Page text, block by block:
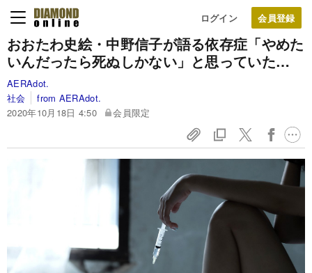
ログイン
おおたわ史絵・中野信子が語る依存症「やめた
いんだったら死ぬしかない」と思っていた…
AERAdot.
社会
from AERAdot.
2020年10月18日 4:50
会員限定